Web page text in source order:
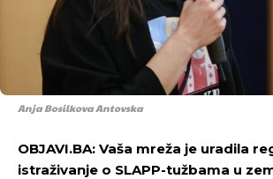
Anja Bosilkova Antovska
OBJAVI.BA: Vaša mreža je uradila
istraživanje o SLAPP-tužbama u